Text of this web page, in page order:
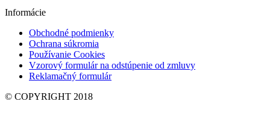
Informácie
Obchodné podmienky
Ochrana súkromia
Používanie Cookies
Vzorový formulár na odstúpenie od zmluvy
Reklamačný formulár
© COPYRIGHT 2018